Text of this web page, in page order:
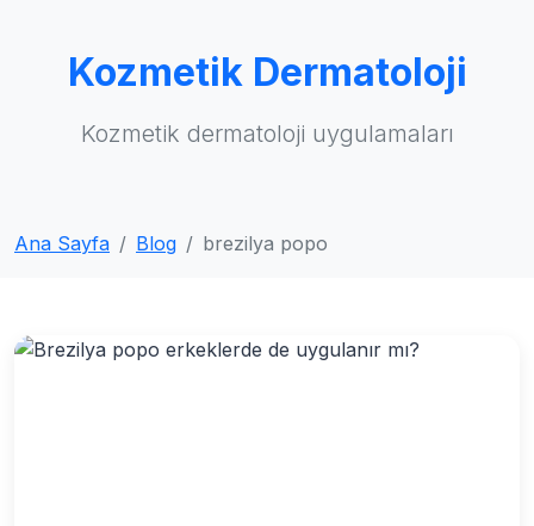
Kozmetik Dermatoloji
Kozmetik dermatoloji uygulamaları
Ana Sayfa Blog brezilya popo